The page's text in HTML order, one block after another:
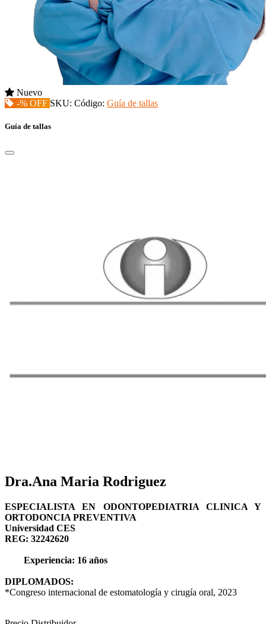
Nuevo
-% OFF SKU: Código: Guía de tallas
Guía de tallas
Dra.Ana Maria Rodriguez
ESPECIALISTA EN ODONTOPEDIATRIA CLINICA Y
ORTODONCIA PREVENTIVA
Universidad CES
REG: 32242620
	Experiencia:
16 años
DIPLOMADOS:
*Congreso internacional de estomatología y cirugía oral, 2023